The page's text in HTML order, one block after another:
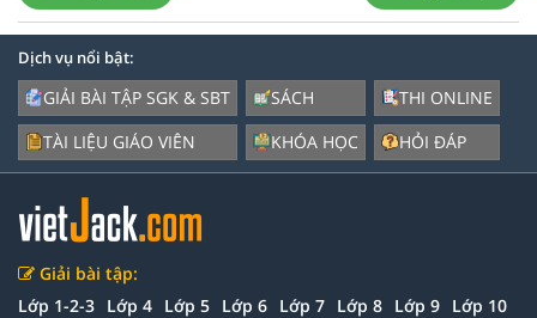
Dịch vụ nổi bật:
GIẢI BÀI TẬP SGK & SBT
TÀI LIỆU GIÁO VIÊN
SÁCH
KHÓA HỌC
THI ONLINE
HỎI ĐÁP
Giải bài tập:
Lớp 1-2-3 Lớp 4 Lớp 5 Lớp 6 Lớp 7 Lớp 8 Lớp 9 Lớp 10